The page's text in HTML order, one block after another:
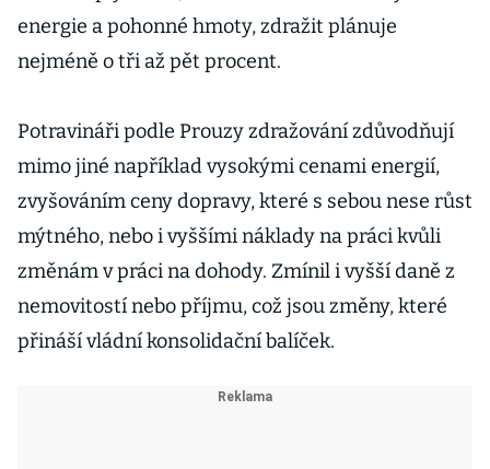
energie a pohonné hmoty, zdražit plánuje
nejméně o tři až pět procent.
Potravináři podle Prouzy zdražování zdůvodňují
mimo jiné například vysokými cenami energií,
zvyšováním ceny dopravy, které s sebou nese růst
mýtného, nebo i vyššími náklady na práci kvůli
změnám v práci na dohody. Zmínil i vyšší daně z
nemovitostí nebo příjmu, což jsou změny, které
přináší vládní konsolidační balíček.